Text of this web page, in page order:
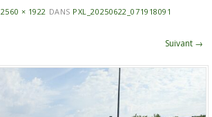
2560 × 1922 DANS PXL_20250622_071918091
Suivant →